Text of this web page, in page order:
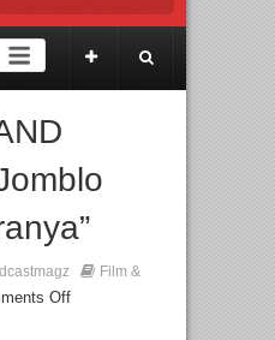
Lokal, BIRKENSTOCK INDONESIA
Queen – feat. Marcello Tahitoe dan
Film &
Off